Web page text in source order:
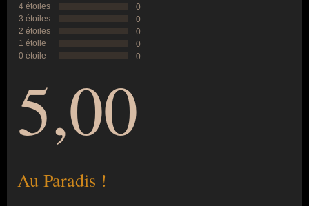
4 étoiles
0
3 étoiles
0
2 étoiles
0
1 étoile
0
0 étoile
0
5,00
Au Paradis !